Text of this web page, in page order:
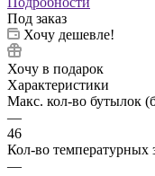
Под заказ
Хочу дешевле!
Хочу в подарок
Характеристики
Макс. кол-во бутылок
—
46
Кол-во температурных
—